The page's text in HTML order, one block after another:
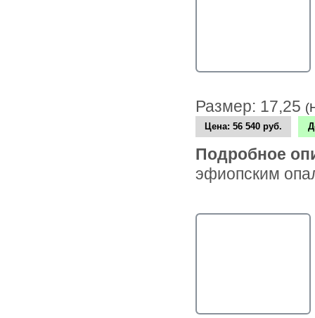
Размер: 17,25
Цена:56 540 руб.
Подробное
эфиопским